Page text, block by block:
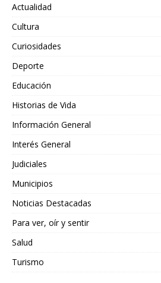
Actualidad
Cultura
Curiosidades
Deporte
Educación
Historias de Vida
Información General
Interés General
Judiciales
Municipios
Noticias Destacadas
Para ver, oír y sentir
Salud
Turismo